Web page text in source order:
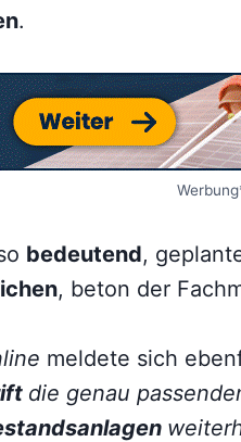
.
bedeutend,
, beton der
meldete sich
die genau